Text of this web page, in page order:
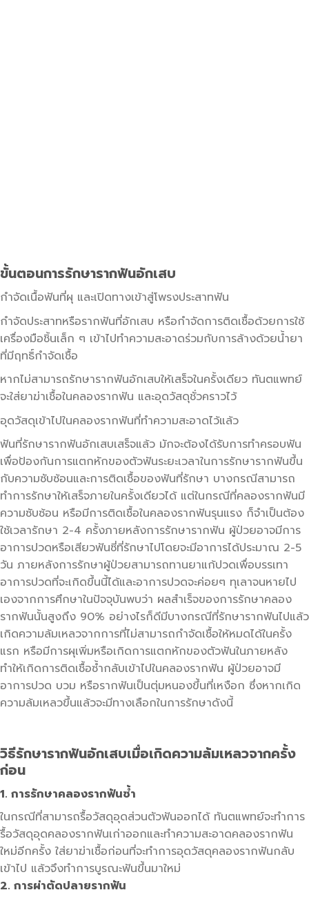
ขั้นตอนการรักษารากฟันอักเสบ
กำจัดเนื้อฟันที่ผุ และเปิดทางเข้าสู่โพรงประสาทฟัน
กำจัดประสาทหรือรากฟันที่อักเสบ หรือกำจัดการติดเชื้อด้วยการใช้
เครื่องมือชิ้นเล็ก ๆ เข้าไปทำความสะอาดร่วมกับการล้างด้วยน้ำยา
ที่มีฤทธิ์กำจัดเชื้อ
หากไม่สามารถรักษารากฟันอักเสบให้เสร็จในครั้งเดียว ทันตแพทย์
จะใส่ยาฆ่าเชื้อในคลองรากฟัน และอุดวัสดุชั่วคราวไว้
อุดวัสดุเข้าไปในคลองรากฟันที่ทำความสะอาดไว้แล้ว
ฟันที่รักษารากฟันอักเสบเสร็จแล้ว มักจะต้องได้รับการทำครอบฟัน
เพื่อป้องกันการแตกหักของตัวฟันระยะเวลาในการรักษารากฟันขึ้น
กับความซับซ้อนและการติดเชื้อของฟันที่รักษา บางกรณีสามารถ
ทำการรักษาให้เสร็จภายในครั้งเดียวได้ แต่ในกรณีที่คลองรากฟันมี
ความซับซ้อน หรือมีการติดเชื้อในคลองรากฟันรุนแรง ก็จำเป็นต้อง
ใช้เวลารักษา 2-4 ครั้งภายหลังการรักษารากฟัน ผู้ป่วยอาจมีการ
อาการปวดหรือเสียวฟันซี่ที่รักษาไปโดยจะมีอาการได้ประมาณ 2-5
วัน ภายหลังการรักษาผู้ป่วยสามารถทานยาแก้ปวดเพื่อบรรเทา
อาการปวดที่จะเกิดขึ้นนี้ได้และอาการปวดจะค่อยๆ ทุเลาจนหายไป
เองจากการศึกษาในปัจจุบันพบว่า ผลสำเร็จของการรักษาคลอง
รากฟันนั้นสูงถึง 90% อย่างไรก็ดีมีบางกรณีที่รักษารากฟันไปแล้ว
เกิดความล้มเหลวจากการที่ไม่สามารถกำจัดเชื้อให้หมดได้ในครั้ง
แรก หรือมีการผุเพิ่มหรือเกิดการแตกหักของตัวฟันในภายหลัง
ทำให้เกิดการติดเชื้อซ้ำกลับเข้าไปในคลองรากฟัน ผู้ป่วยอาจมี
อาการปวด บวม หรือรากฟันเป็นตุ่มหนองขึ้นที่เหงือก ซึ่งหากเกิด
ความล้มเหลวขึ้นแล้วจะมีทางเลือกในการรักษาดังนี้
วิธีรักษารากฟันอักเสบเมื่อเกิดความล้มเหลวจากครั้ง
ก่อน
1. การรักษาคลองรากฟันซ้ำ
ในกรณีที่สามารถรื้อวัสดุอุดส่วนตัวฟันออกได้ ทันตแพทย์จะทำการ
รื้อวัสดุอุดคลองรากฟันเก่าออกและทำความสะอาดคลองรากฟัน
ใหม่อีกครั้ง ใส่ยาฆ่าเชื้อก่อนที่จะทำการอุดวัสดุคลองรากฟันกลับ
เข้าไป แล้วจึงทำการบูรณะฟันขึ้นมาใหม่
2. การผ่าตัดปลายรากฟัน